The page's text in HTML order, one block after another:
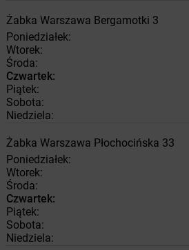
Żabka Warszawa Bergamotki 3
Poniedziałek:
Wtorek:
Środa:
Czwartek:
Piątek:
Sobota:
Niedziela:
Żabka Warszawa Płochocińska 33
Poniedziałek:
Wtorek:
Środa:
Czwartek:
Piątek:
Sobota:
Niedziela: